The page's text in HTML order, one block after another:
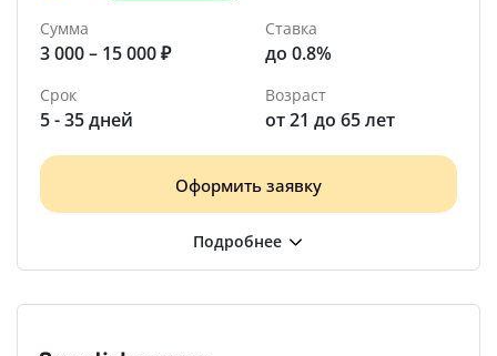
Сумма
3 000 – 15 000 ₽
Ставка
до 0.8%
Срок
5 - 35 дней
Возраст
от 21 до 65 лет
Оформить заявку